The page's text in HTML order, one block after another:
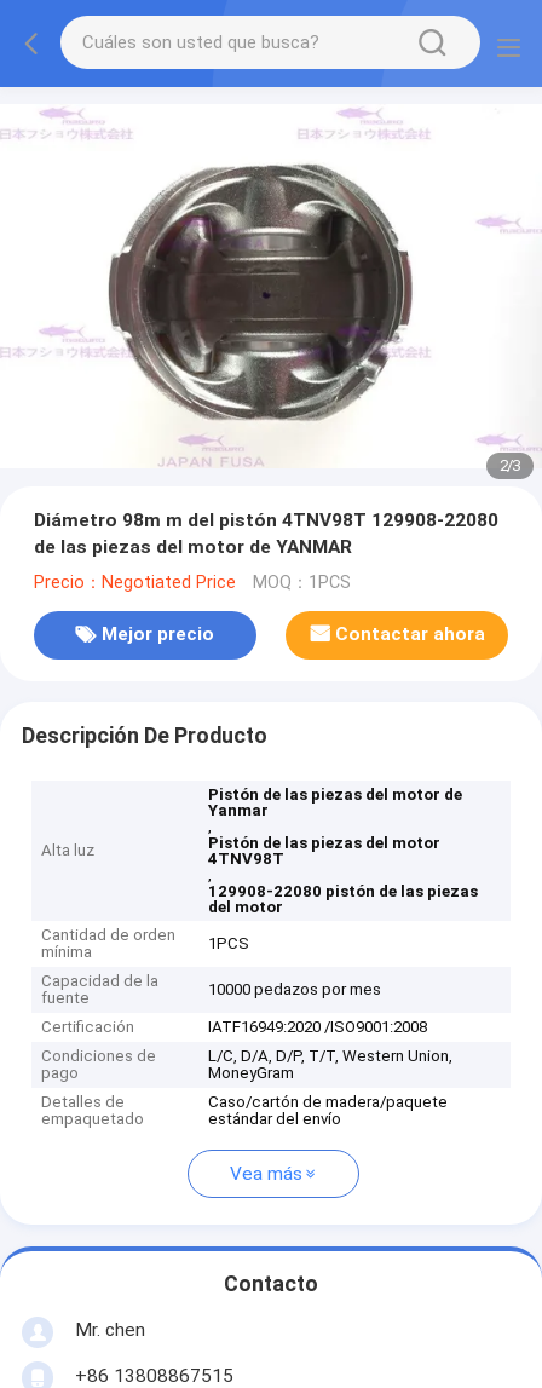
2/3
Diámetro 98m m del pistón 4TNV98T 129908-22080
de las piezas del motor de YANMAR
Precio：Negotiated Price MOQ：1PCS
Mejor precio Contactar ahora
Descripción De Producto
Alta luz
Pistón de las piezas del motor de
Yanmar
,
Pistón de las piezas del motor
4TNV98T
,
129908-22080 pistón de las piezas
del motor
Cantidad de orden
mínima
1PCS
Capacidad de la
fuente
10000 pedazos por mes
Certificación
IATF16949:2020 /ISO9001:2008
Condiciones de
pago
L/C, D/A, D/P, T/T, Western Union,
MoneyGram
Detalles de
empaquetado
Caso/cartón de madera/paquete
estándar del envío
Vea más
Contacto
Mr. chen
+86 13808867515